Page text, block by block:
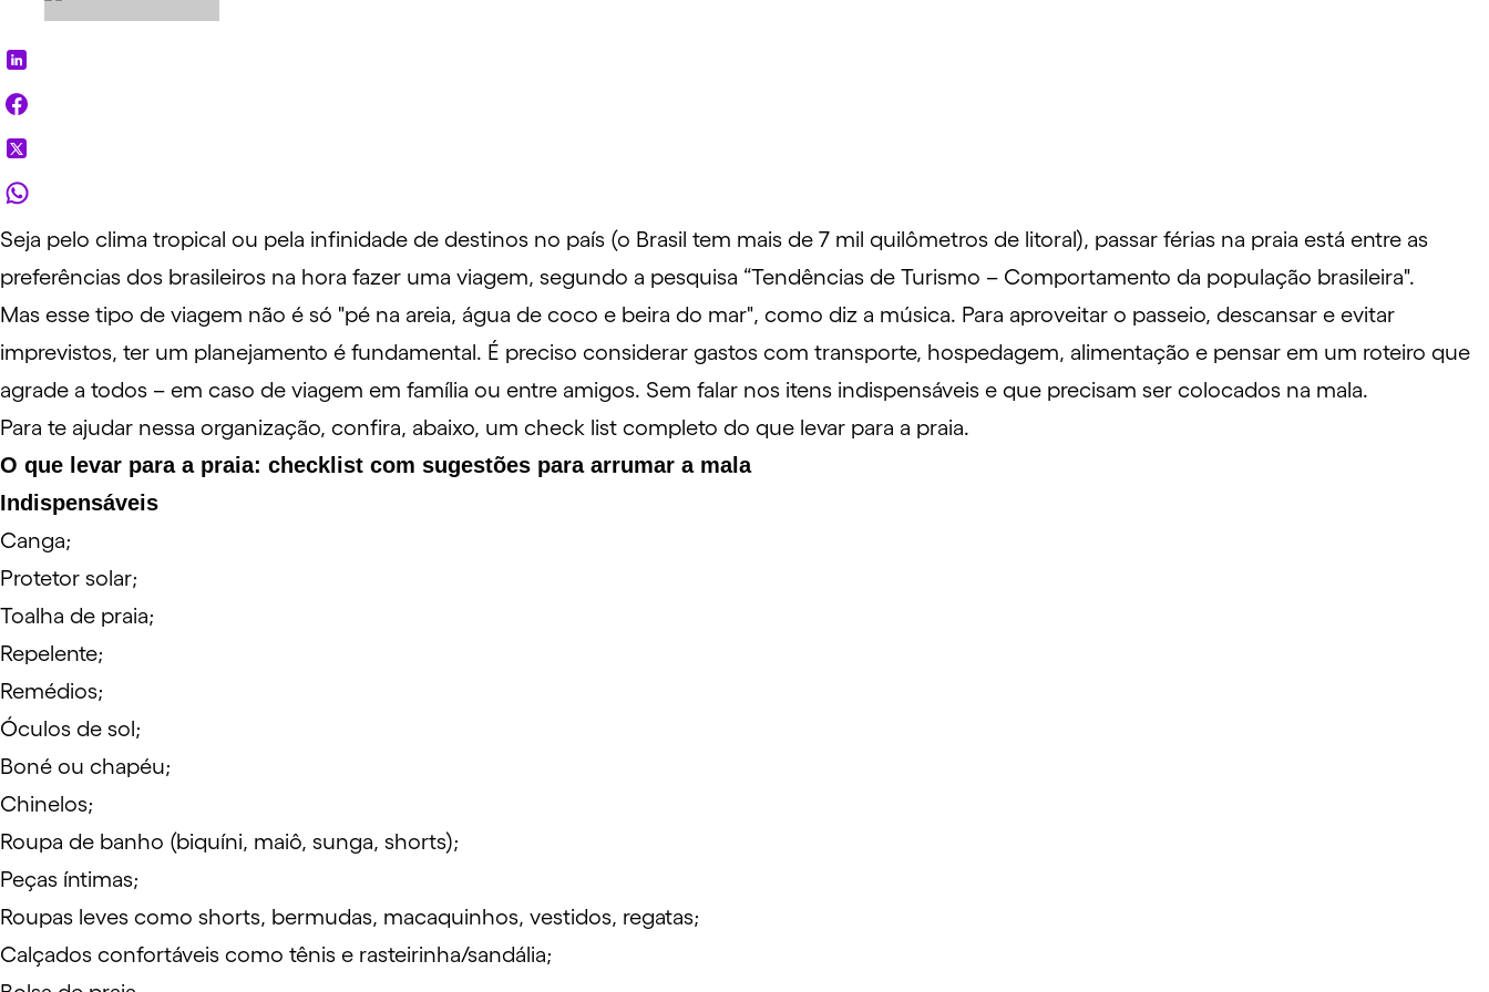
Seja pelo clima tropical ou pela infinidade de destinos no país (o Brasil tem mais de 7 mil quilômetros de litoral), passar férias na praia está entre as
preferências dos brasileiros na hora fazer uma viagem, segundo a pesquisa “Tendências de Turismo – Comportamento da população brasileira".
Mas esse tipo de viagem não é só "pé na areia, água de coco e beira do mar", como diz a música. Para aproveitar o passeio, descansar e evitar
imprevistos, ter um planejamento é fundamental. É preciso considerar gastos com transporte, hospedagem, alimentação e pensar em um roteiro que
agrade a todos – em caso de viagem em família ou entre amigos. Sem falar nos itens indispensáveis e que precisam ser colocados na mala.
Para te ajudar nessa organização, confira, abaixo, um check list completo do que levar para a praia.
O que levar para a praia: checklist com sugestões para arrumar a mala
Indispensáveis
Canga;
Protetor solar;
Toalha de praia;
Repelente;
Remédios;
Óculos de sol;
Boné ou chapéu;
Chinelos;
Roupa de banho (biquíni, maiô, sunga, shorts);
Peças íntimas;
Roupas leves como shorts, bermudas, macaquinhos, vestidos, regatas;
Calçados confortáveis como tênis e rasteirinha/sandália;